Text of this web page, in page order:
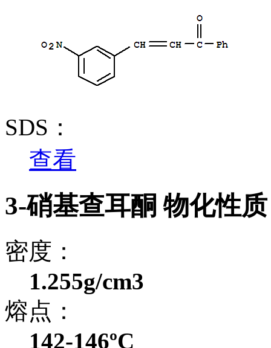
SDS：
查看
3-硝基查耳酮 物化性质
密度：
1.255g/cm3
熔点：
142-146ºC